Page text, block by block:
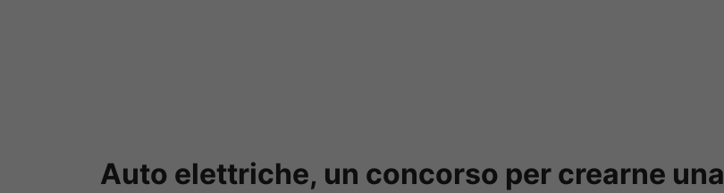
Auto elettriche, un concorso per crearne una